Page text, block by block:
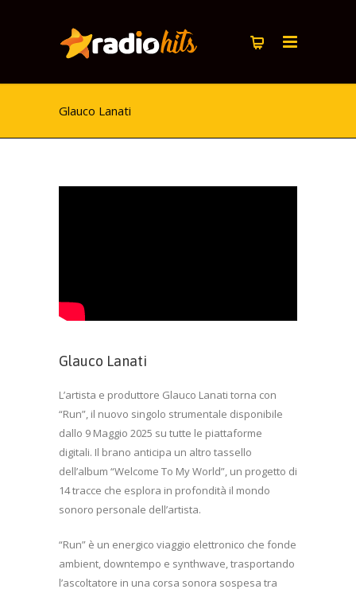
Glauco Lanati
Glauco Lanati
L’artista e produttore Glauco Lanati torna con
“Run”, il nuovo singolo strumentale disponibile
dallo 9 Maggio 2025 su tutte le piattaforme
digitali. Il brano anticipa un altro tassello
dell’album “Welcome To My World”, un progetto di
14 tracce che esplora in profondità il mondo
sonoro personale dell’artista.
“Run” è un energico viaggio elettronico che fonde
ambient, downtempo e synthwave, trasportando
l’ascoltatore in una corsa sonora sospesa tra